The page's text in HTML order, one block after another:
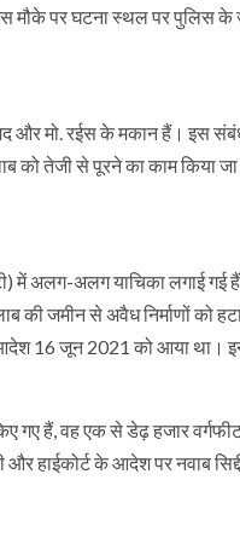
मौके पर घटना स्थल पर पुलिस के
और मो. रईस के मकान हैं। इस
को तेजी से पूरने का काम किया
में अलग-अलग याचिका लगाई
की जमीन से अवैध निर्माणों को
16 जून 2021 को आया था।
गए हैं, वह एक से डेढ़ हजार
हाईकोर्ट के आदेश पर नवाब